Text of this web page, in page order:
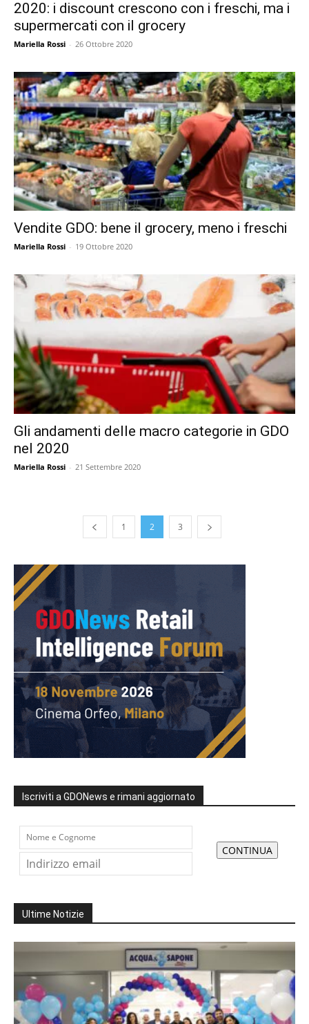
2020: i discount crescono con i freschi, ma i
supermercati con il grocery
Mariella Rossi - 26 Ottobre 2020
Vendite GDO: bene il grocery, meno i freschi
Mariella Rossi - 19 Ottobre 2020
Gli andamenti delle macro categorie in GDO
nel 2020
Mariella Rossi - 21 Settembre 2020
1 2 3
Iscriviti a GDONews e rimani aggiornato
Ultime Notizie